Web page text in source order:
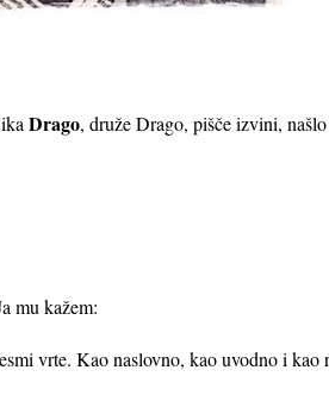
Drago, druže Drago, pišče izvini,
mu kažem:
vrte. Kao naslovno, kao uvodno i kao